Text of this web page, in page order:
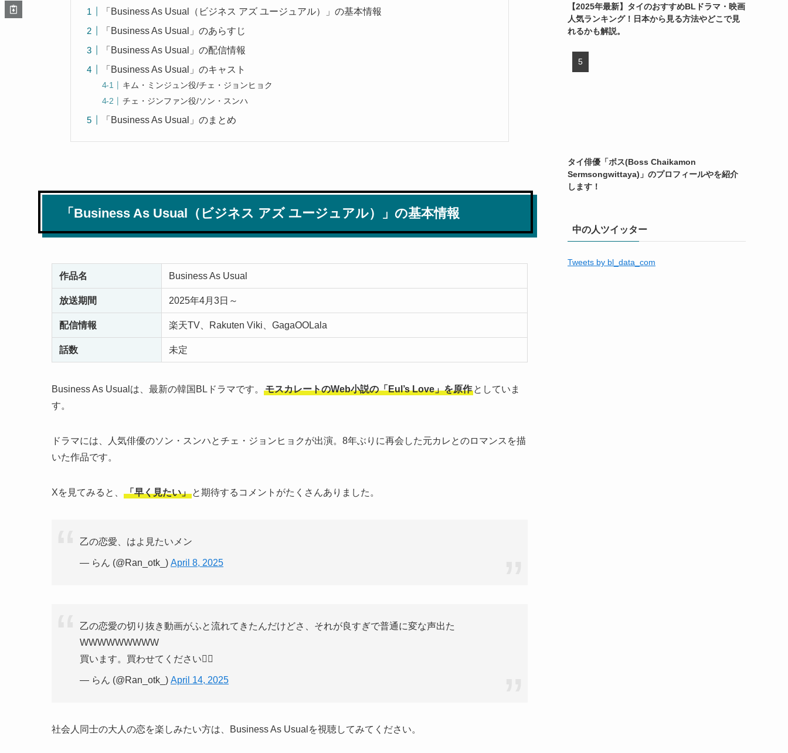
「Business As Usual（ビジネス アズ ユージュアル）」の基本情報
「Business As Usual」のあらすじ
「Business As Usual」の配信情報
「Business As Usual」のキャスト
キム・ミンジュン役/チェ・ジョンヒョク
チェ・ジンファン役/ソン・スンハ
「Business As Usual」のまとめ
「Business As Usual（ビジネス アズ ユージュアル）」の基本情報
作品名 Business As Usual
放送期間 2025年4月3日～
配信情報 楽天TV、Rakuten Viki、GagaOOLala
話数 未定
Business As Usualは、最新の韓国BLドラマです。 モスカレートのWeb小説の「Eul’s Love」を原作 としていま
す。
ドラマには、人気俳優のソン・スンハとチェ・ジョンヒョクが出演。8年ぶりに再会した元カレとのロマンスを描
いた作品です。
Xを見てみると、 「早く見たい」 と期待するコメントがたくさんありました。
乙の恋愛、はよ見たいメン
— らん (@Ran_otk_) April 8, 2025
乙の恋愛の切り抜き動画がふと流れてきたんだけどさ、それが良すぎで普通に変な声出た
WWWWWWWWW
買います。買わせてください🙇‍♀️
— らん (@Ran_otk_) April 14, 2025
社会人同士の大人の恋を楽しみたい方は、Business As Usualを視聴してみてください。
【2025年最新】タイのおすすめBLドラマ・映画
人気ランキング！日本から見る方法やどこで見
れるかも解説。
タイ俳優「ボス(Boss Chaikamon
Sermsongwittaya)」のプロフィールやを紹介
します！
中の人ツイッター
Tweets by bl_data_com